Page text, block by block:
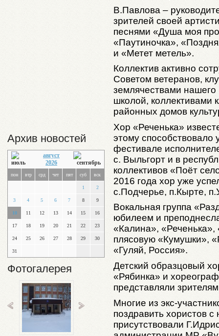
Архив новостей
август
2026
пон втр срд чет пят суб вск
1 2
3 4 5 6 7 8 9
10 11 12 13 14 15 16
17 18 19 20 21 22 23
24 25 26 27 28 29 30
31
Фотогалерея
В.Павлова –
зрителей своей
песнями «Душа моя
«Паутиночка»,
и «Метет метель».
Коллектив активно
Советом ветеранов,
землячествами нашего
школой, коллективами
районных домов
Хор «Реченька»
этому способствовало
фестивале
с. Выльгорт и в
коллективов «Поёт
2016 года хор уже
с.Подчерье, п.Кырте,
Вокальная группа
юбилеем и
«Калина»,
плясовую «Кумушки»,
«Гуляй, Россия».
Детский образцовый
«Рябинка» и
представляли
Многие из экс-
поздравить хористов
присутствовали